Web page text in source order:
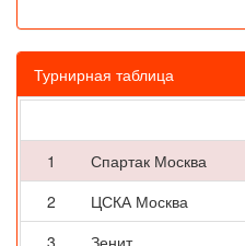
Турнирная таблица
1
Спартак Москва
2
ЦСКА Москва
3
Зенит